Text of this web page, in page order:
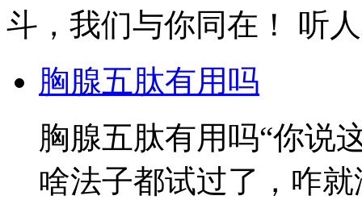
斗，我们与你同在！ 听
胸腺五肽有用吗
胸腺五肽有用吗“你说
啥法子都试过了，咋